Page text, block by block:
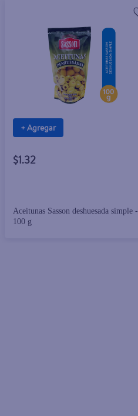
+ Agregar
$1.32
Aceitunas Sasson deshuesada simple -
100 g